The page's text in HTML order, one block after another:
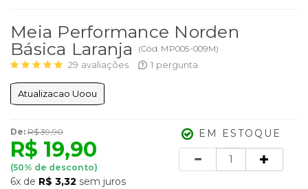
Meia Performance Norden
Básica Laranja
(Cód. MP005-009M)
29 avaliações 1 pergunta
Atualizacao Uoou
De: R$ 39,90
R$ 19,90
(50% de desconto)
6x de R$ 3,32 sem juros
EM ESTOQUE